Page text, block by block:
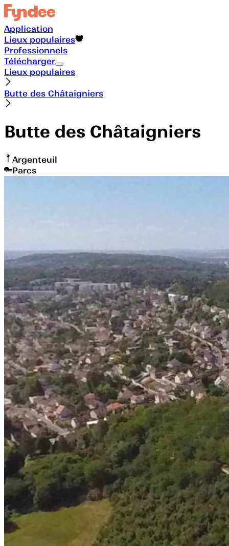
Application
Lieux populaires
Professionnels
Télécharger
Lieux populaires
Butte des Châtaigniers
Butte des Châtaigniers
Argenteuil
Parcs